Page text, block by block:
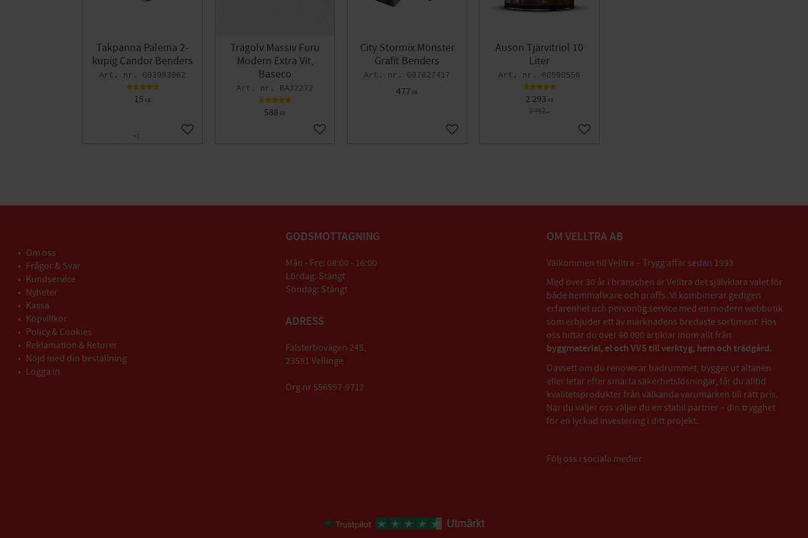
Takpanna Palema 2-
kupig Candor Benders
003983062
15 KR
Lägg till i favoriter
+1
Trägolv Massiv Furu
Modern Extra Vit,
Baseco
BA32272
588 KR
Lägg till i favoriter
City Stormix Mönster
Grafit Benders
007827417
477 KR
Lägg till i favoriter
Auson Tjärvitriol 10
Liter
60590556
2 293 KR
2 752KR
Lägg till i favoriter
Om oss
Frågor & Svar
Kundservice
Nyheter
Kassa
Köpvillkor
Policy & Cookies
Reklamation & Returer
Nöjd med din beställning
Logga in
GODSMOTTAGNING
Mån - Fre: 08:00 - 16:00
Lördag: Stängt
Söndag: Stängt
ADRESS
Falsterbovägen 245,
23591 Vellinge
Org nr 556597-9712
OM VELLTRA AB
Välkommen till Velltra – Trygg affär sedan 1993
Med över 30 år i branschen är Velltra det självklara valet för
både hemmafixare och proffs. Vi kombinerar gedigen
erfarenhet och personlig service med en modern webbutik
som erbjuder ett av marknadens bredaste sortiment. Hos
oss hittar du över 60 000 artiklar inom allt från
byggmaterial, el och VVS till verktyg, hem och trädgård.
Oavsett om du renoverar badrummet, bygger ut altanen
eller letar efter smarta säkerhetslösningar, får du alltid
kvalitetsprodukter från välkända varumärken till rätt pris.
När du väljer oss väljer du en stabil partner – din trygghet
för en lyckad investering i ditt projekt.
Följ oss i sociala medier